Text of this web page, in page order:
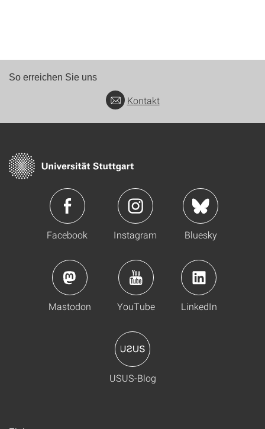
So erreichen Sie uns
Kontakt
Facebook Instagram Bluesky
Mastodon YouTube LinkedIn
USUS-Blog